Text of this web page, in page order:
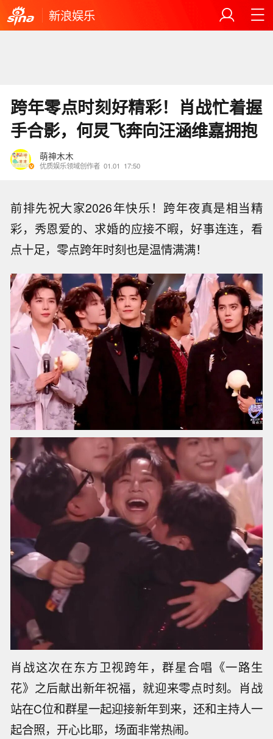
新浪娱乐
跨年零点时刻好精彩！肖战忙着握
手合影，何炅飞奔向汪涵维嘉拥抱
萌神木木
优质娱乐领域创作者 01.01 17:50
前排先祝大家2026年快乐！跨年夜真是相当精
彩，秀恩爱的、求婚的应接不暇，好事连连，看
点十足，零点跨年时刻也是温情满满！
肖战这次在东方卫视跨年，群星合唱《一路生
花》之后献出新年祝福，就迎来零点时刻。肖战
站在C位和群星一起迎接新年到来，还和主持人一
起合照，开心比耶，场面非常热闹。